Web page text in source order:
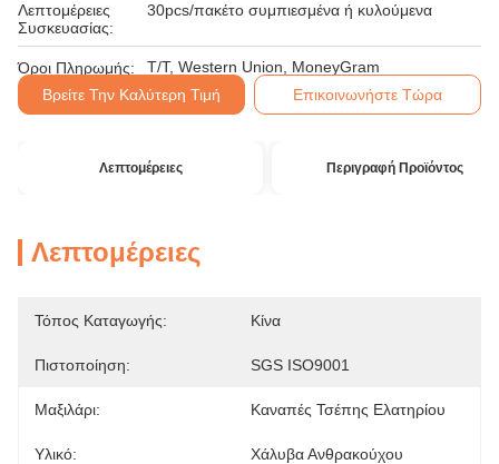
Λεπτομέρειες
Συσκευασίας:
30pcs/πακέτο συμπιεσμένα ή κυλούμενα
Όροι Πληρωμής:
T/T, Western Union, MoneyGram
Βρείτε Την Καλύτερη Τιμή
Επικοινωνήστε Τώρα
Λεπτομέρειες Περιγραφή Προϊόντος
Λεπτομέρειες
Τόπος Καταγωγής: Κίνα
Πιστοποίηση: SGS ISO9001
Μαξιλάρι: Καναπές Τσέπης Ελατηρίου
Υλικό: Χάλυβα Ανθρακούχου